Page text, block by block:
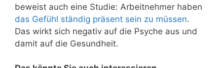
beweist auch eine Studie: Arbeitnehmer haben
das Gefühl ständig präsent sein zu müssen.
Das wirkt sich negativ auf die Psyche aus und
damit auf die Gesundheit.